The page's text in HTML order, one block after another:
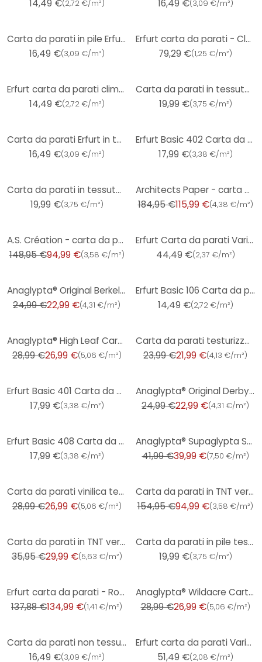
14,49 €(2,72 €/m²)
16,49 €(3,09 €/m²)
Carta da parati in pile Erfurt Protect 203
16,49 €(3,09 €/m²)
Erfurt carta da parati - Classico 6 rotoli
79,29 €(1,25 €/m²)
Erfurt carta da parati climatica Basic 107
14,49 €(2,72 €/m²)
Carta da parati in tessuto non tessuto Erfurt Premium 502
19,99 €(3,75 €/m²)
Carta da parati Erfurt in tessuto non tessuto Protect 204
16,49 €(3,09 €/m²)
Erfurt Basic 402 Carta da parati in tessuto non tessuto testurizzato
17,99 €(3,38 €/m²)
Carta da parati in tessuto non tessuto Erfurt Premium 501
19,99 €(3,75 €/m²)
Architects Paper - carta da parati in TNT verniciabile Pigment ECO colore bianco
184,95 €115,99 €(4,38 €/m²)
A.S. Création - carta da parati in TNT verniciabile Meistervlies Pro Protect 2 colore bianco
148,95 €94,99 €(3,58 €/m²)
Erfurt Carta da parati Variovlies Sisal 25x0,75m
44,49 €(2,37 €/m²)
Anaglypta® Original Berkeley carta vittoriana
24,99 €22,99 €(4,31 €/m²)
Erfurt Basic 106 Carta da parati in tessuto non tessuto
14,49 €(2,72 €/m²)
Anaglypta® High Leaf Carta da parati testurizzata di lusso
28,99 €26,99 €(5,06 €/m²)
Carta da parati testurizzata di lusso Anaglypta® Argo
23,99 €21,99 €(4,13 €/m²)
Erfurt Basic 401 Carta da parati in tessuto non tessuto testurizzato
17,99 €(3,38 €/m²)
Anaglypta® Original Derby Carta da parati in carta vittoriana
24,99 €22,99 €(4,31 €/m²)
Erfurt Basic 408 Carta da parati in tessuto non tessuto testurizzato
17,99 €(3,38 €/m²)
Anaglypta® Supaglypta Spencer carta da parati vittoriana in tessuto non tessuto
41,99 €39,99 €(7,50 €/m²)
Carta da parati vinilica testurizzata di lusso Anaglypta® Amber
28,99 €26,99 €(5,06 €/m²)
Carta da parati in TNT verniciabile Meistervlies 2020 - bianco
154,95 €94,99 €(3,58 €/m²)
Carta da parati in TNT verniciabile Meistervlies 2020 - bianco
35,95 €29,99 €(5,63 €/m²)
Carta da parati in pile testurizzato Erfurt Premium 505
19,99 €(3,75 €/m²)
Erfurt carta da parati - Romantic 12 rotoli
137,88 €134,99 €(1,41 €/m²)
Anaglypta® Wildacre Carta da parati testurizzata di lusso
28,99 €26,99 €(5,06 €/m²)
Carta da parati non tessuta Erfurt Protect 209
16,49 €(3,09 €/m²)
Erfurt carta da parati Variovlies Flat
51,49 €(2,08 €/m²)